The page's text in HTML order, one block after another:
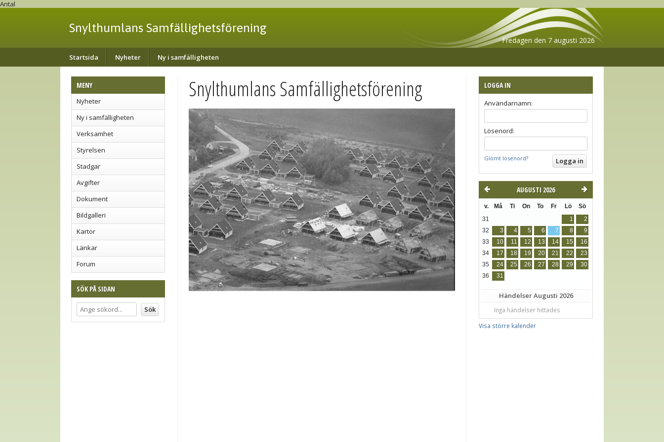
Antal
Snylthumlans Samfällighetsförening
Fredagen den 7 augusti 2026
Startsida Nyheter Ny i samfälligheten
MENY
Nyheter
Ny i samfälligheten
Verksamhet
Styrelsen
Stadgar
Avgifter
Dokument
Bildgalleri
Kartor
Länkar
Forum
SÖK PÅ SIDAN
LOGGA IN
Användarnamn:
Lösenord:
Glömt lösenord?
AUGUSTI 2026
v. Må Ti On To Fr Lö Sö
31 1
2
32
3 4 5 6 7 8
9
33
10 11 12 13 14 15
16
34
17 18 19 20 21 22
23
35
24 25 26 27 28 29
30
36
31
HändelserAugusti 2026
Inga händelser hittades
Visa större kalender
Snylthumlans Samfällighetsförening